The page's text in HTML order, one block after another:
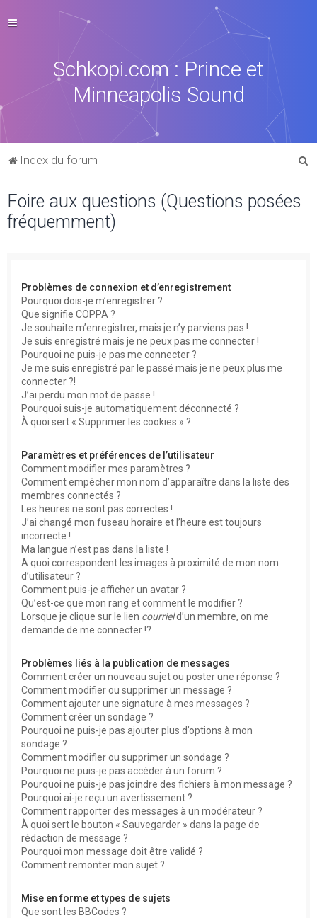
Schkopi.com : Prince et
Minneapolis Sound
Index du forum
Foire aux questions (Questions posées
fréquemment)
Problèmes de connexion et d’enregistrement
Pourquoi dois-je m’enregistrer ?
Que signifie COPPA ?
Je souhaite m’enregistrer, mais je n’y parviens pas !
Je suis enregistré mais je ne peux pas me connecter !
Pourquoi ne puis-je pas me connecter ?
Je me suis enregistré par le passé mais je ne peux plus me
connecter ?!
J’ai perdu mon mot de passe !
Pourquoi suis-je automatiquement déconnecté ?
À quoi sert « Supprimer les cookies » ?
Paramètres et préférences de l’utilisateur
Comment modifier mes paramètres ?
Comment empêcher mon nom d’apparaître dans la liste des
membres connectés ?
Les heures ne sont pas correctes !
J’ai changé mon fuseau horaire et l’heure est toujours
incorrecte !
Ma langue n’est pas dans la liste !
A quoi correspondent les images à proximité de mon nom
d’utilisateur ?
Comment puis-je afficher un avatar ?
Qu’est-ce que mon rang et comment le modifier ?
Lorsque je clique sur le lien courrield’un membre, on me
demande de me connecter !?
Problèmes liés à la publication de messages
Comment créer un nouveau sujet ou poster une réponse ?
Comment modifier ou supprimer un message ?
Comment ajouter une signature à mes messages ?
Comment créer un sondage ?
Pourquoi ne puis-je pas ajouter plus d’options à mon
sondage ?
Comment modifier ou supprimer un sondage ?
Pourquoi ne puis-je pas accéder à un forum ?
Pourquoi ne puis-je pas joindre des fichiers à mon message ?
Pourquoi ai-je reçu un avertissement ?
Comment rapporter des messages à un modérateur ?
À quoi sert le bouton « Sauvegarder » dans la page de
rédaction de message ?
Pourquoi mon message doit être validé ?
Comment remonter mon sujet ?
Mise en forme et types de sujets
Que sont les BBCodes ?